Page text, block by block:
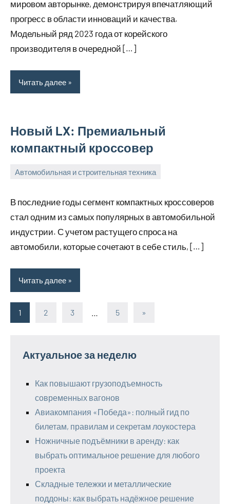
мировом авторынке, демонстрируя впечатляющий
прогресс в области инноваций и качества.
Модельный ряд 2023 года от корейского
производителя в очередной […]
Читать далее
Новый LX: Премиальный
компактный кроссовер
Автомобильная и строительная техника
2025
В последние годы сегмент компактных кроссоверов
стал одним из самых популярных в автомобильной
индустрии. С учетом растущего спроса на
автомобили, которые сочетают в себе стиль, […]
Читать далее
Пагинация
1 2 3 5
Следующие
»
Актуальное за неделю
Как повышают грузоподъемность
современных вагонов
Авиакомпания «Победа»: полный гид по
билетам, правилам и секретам лоукостера
Ножничные подъёмники в аренду: как
выбрать оптимальное решение для любого
проекта
Складные тележки и металлические
поддоны: как выбрать надёжное решение